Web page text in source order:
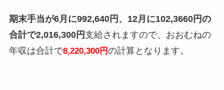
期末手当が6月に992,640円、12月に102,3660円の
合計で2,016,300円支給されますので、おおむねの
年収は合計で8,220,300円の計算となります。